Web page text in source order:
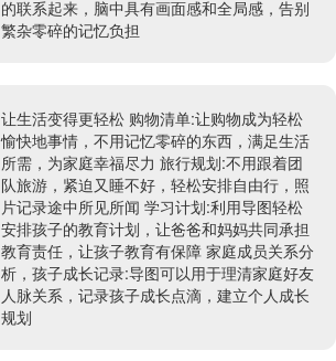
的联系起来，脑中具有画面感和全局感，告别
繁杂零碎的记忆负担
让生活变得更轻松 购物清单:让购物成为轻松
愉快地事情，不用记忆零碎的东西，满足生活
所需，为家庭幸福尽力 旅行规划:不用跟着团
队旅游，紧迫又睡不好，轻松安排自由行，照
片记录途中所见所闻 学习计划:利用导图轻松
安排孩子的教育计划，让爸爸和妈妈共同承担
教育责任，让孩子教育有保障 家庭成员关系分
析，孩子成长记录:导图可以用于理清家庭好友
人脉关系，记录孩子成长点滴，建立个人成长
规划